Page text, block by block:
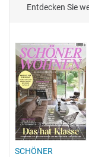
Entdecken Sie
SCHÖNER